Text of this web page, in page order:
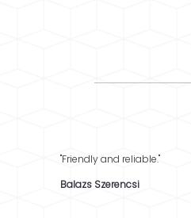
"Friendly and reliable."
Balazs Szerencsi